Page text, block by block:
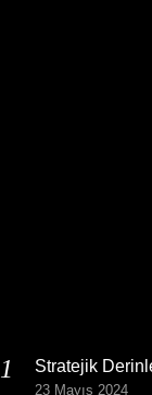
Stratejik
23 Mayıs 2024